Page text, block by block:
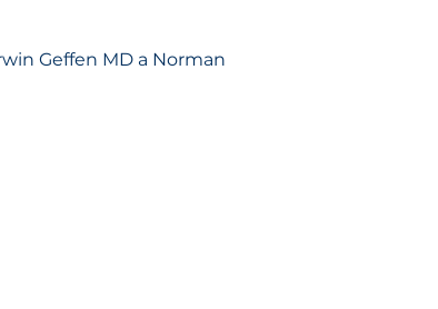
Geffen MD a Norman